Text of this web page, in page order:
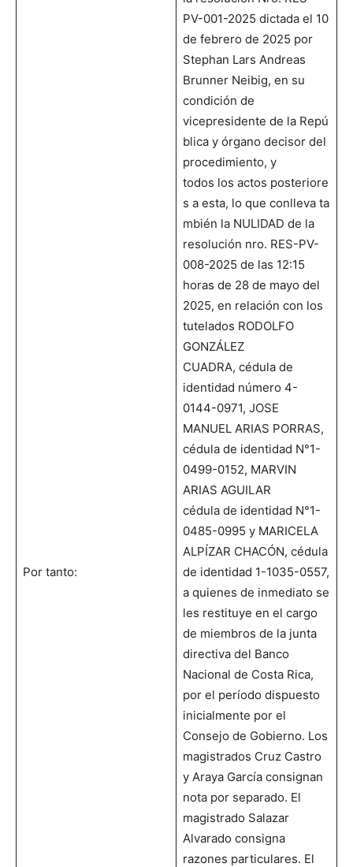
Por tanto:
PV-001-2025 dictada el 10
de febrero de 2025 por
Stephan Lars Andreas
Brunner Neibig, en su
condición de
vicepresidente de la Repú
blica y órgano decisor del
procedimiento, y
todos los actos posteriore
s a esta, lo que conlleva ta
mbién la NULIDAD de la
resolución nro. RES-PV-
008-2025 de las 12:15
horas de 28 de mayo del
2025, en relación con los
tutelados RODOLFO
GONZÁLEZ
CUADRA, cédula de
identidad número 4-
0144-0971, JOSE
MANUEL ARIAS PORRAS,
cédula de identidad N°1-
0499-0152, MARVIN
ARIAS AGUILAR
cédula de identidad N°1-
0485-0995 y MARICELA
ALPÍZAR CHACÓN, cédula
de identidad 1-1035-0557,
a quienes de inmediato se
les restituye en el cargo
de miembros de la junta
directiva del Banco
Nacional de Costa Rica,
por el período dispuesto
inicialmente por el
Consejo de Gobierno. Los
magistrados Cruz Castro
y Araya García consignan
nota por separado. El
magistrado Salazar
Alvarado consigna
razones particulares. El